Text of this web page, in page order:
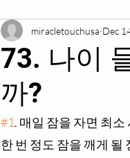
73. 나이
까?
miracletouchusa Dec
#1. 매일 잠을 자면 최
한 번 정도 잠을 깨게